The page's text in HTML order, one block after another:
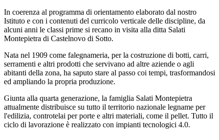
In coerenza al programma di orientamento elaborato dal nostro
Istituto e con i contenuti del curricolo verticale delle discipline, da
alcuni anni le classi prime si recano in visita alla ditta Salati
Montepietra di Castelnovo di Sotto.
Nata nel 1909 come falegnameria, per la costruzione di botti, carri,
serramenti e altri prodotti che servivano ad altre aziende o agli
abitanti della zona, ha saputo stare al passo coi tempi, trasformandosi
ed ampliando la propria produzione.
Giunta alla quarta generazione, la famiglia Salati Montepietra
attualmente distribuisce su tutto il territorio nazionale legname per
l'edilizia, controtelai per porte e altri materiali, come il pellet. Tutto il
ciclo di lavorazione è realizzato con impianti tecnologici 4.0.